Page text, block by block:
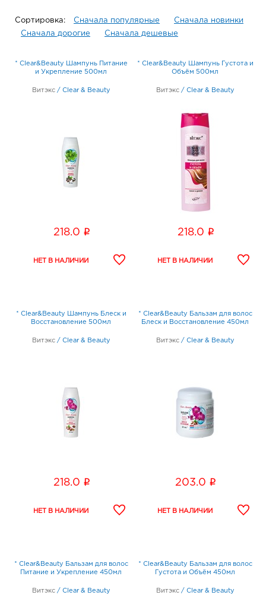
Сортировка: Сначала популярные
Сначала новинки
Сначала дорогие
Сначала дешевые
* Clear&Beauty Шампунь Питание
и Укрепление 500мл
Витэкс / Clear & Beauty
218.0 i
* Clear&Beauty Шампунь Густота и
Объём 500мл
Витэкс / Clear & Beauty
218.0 i
* Clear&Beauty Шампунь Блеск и
Восстановление 500мл
Витэкс / Clear & Beauty
218.0 i
* Clear&Beauty Бальзам для волос
Блеск и Восстановление 450мл
Витэкс / Clear & Beauty
203.0 i
* Clear&Beauty Бальзам для волос
Питание и Укрепление 450мл
Витэкс / Clear & Beauty
* Clear&Beauty Бальзам для волос
Густота и Объём 450мл
Витэкс / Clear & Beauty